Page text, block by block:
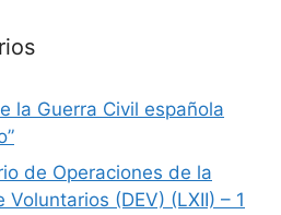
la Guerra Civil española
de Operaciones de la
(DEV) (LXII) – 1